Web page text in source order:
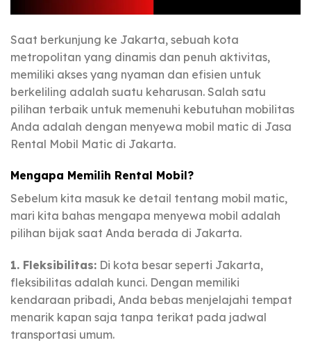
Saat berkunjung ke Jakarta, sebuah kota
metropolitan yang dinamis dan penuh aktivitas,
memiliki akses yang nyaman dan efisien untuk
berkeliling adalah suatu keharusan. Salah satu
pilihan terbaik untuk memenuhi kebutuhan mobilitas
Anda adalah dengan menyewa mobil matic di Jasa
Rental Mobil Matic di Jakarta.
Mengapa Memilih Rental Mobil?
Sebelum kita masuk ke detail tentang mobil matic,
mari kita bahas mengapa menyewa mobil adalah
pilihan bijak saat Anda berada di Jakarta.
1. Fleksibilitas: Di kota besar seperti Jakarta,
fleksibilitas adalah kunci. Dengan memiliki
kendaraan pribadi, Anda bebas menjelajahi tempat
menarik kapan saja tanpa terikat pada jadwal
transportasi umum.